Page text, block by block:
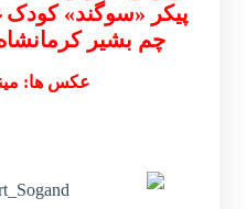
پیکر «سوگند»
چم بشیر کرمانشاه
عکس ها: